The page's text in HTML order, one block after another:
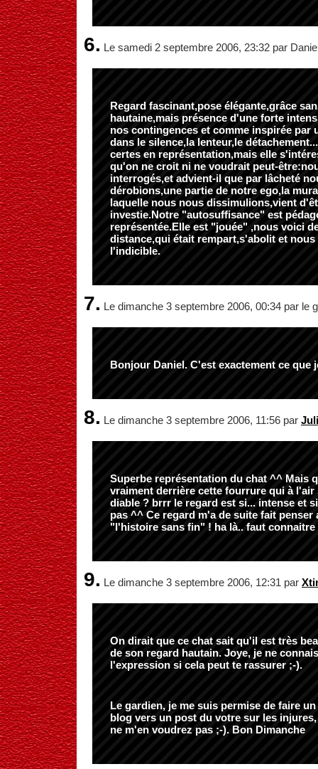
6. Le samedi 2 septembre 2006, 23:32 par
Regard fascinant,pose élégante,grâce
hautaine,mais présence d'une forte
nos contingences et comme inspirée par
dans le silence,la lenteur,le
certes en représentation,mais elle
qu'on ne croit ni ne voudrait peut-
interrogés,et advient-il que par lâcheté
dérobions,une partie de notre ego,la
laquelle nous nous dissimulions,vient
investie.Notre "autosuffisance" est
représentée.Elle est "jouée" ,nous voici
distance,qui était rempart,s'abolit et
l'indicible.
7. Le dimanche 3 septembre 2006, 00:34 par le
Bonjour Daniel. C'est exactement ce que
8. Le dimanche 3 septembre 2006, 11:56 par
Superbe représentation du chat ^^ Mais
vraiment derrière cette fourrure qui à l'air
diable ? brrr le regard est si... intense et
pas ^^ Ce regard m'a de suite fait penser
"l'histoire sans fin" ! ha là.. faut connaitre
9. Le dimanche 3 septembre 2006, 12:31 par
On dirait que ce chat sait qu'il est très
de son regard hautain. Joye, je ne
l'expression si cela peut te rassurer ;-).
Le gardien, je me suis permise de faire
blog vers un post du votre sur les
ne m'en voudrez pas ;-). Bon Dimanche